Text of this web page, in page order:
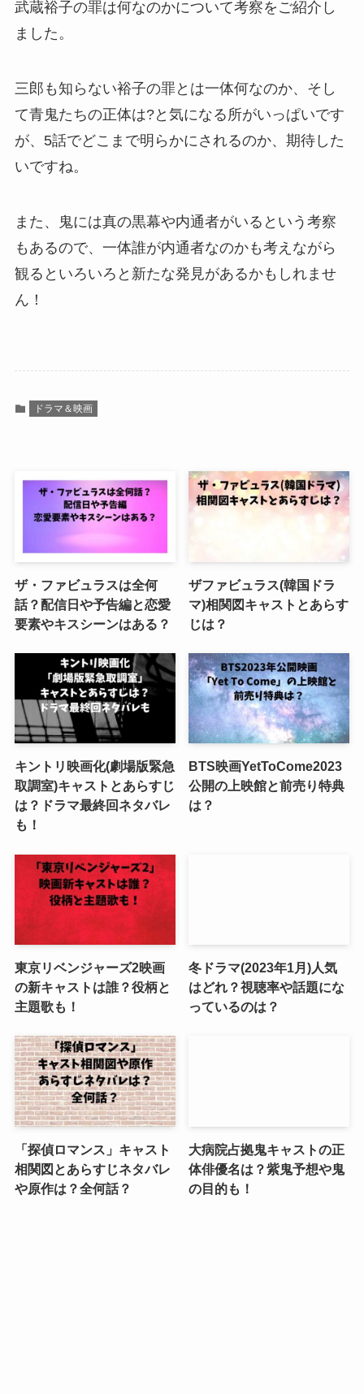
武蔵裕子の罪は何なのかについて考察をご紹介し
ました。
三郎も知らない裕子の罪とは一体何なのか、そし
て青鬼たちの正体は?と気になる所がいっぱいです
が、5話でどこまで明らかにされるのか、期待した
いですね。
また、鬼には真の黒幕や内通者がいるという考察
もあるので、一体誰が内通者なのかも考えながら
観るといろいろと新たな発見があるかもしれませ
ん！
ドラマ＆映画
ザ・ファビュラスは全何
話？配信日や予告編と恋愛
要素やキスシーンはある？
ザファビュラス(韓国ドラ
マ)相関図キャストとあらす
じは？
キントリ映画化(劇場版緊急
取調室)キャストとあらすじ
は？ドラマ最終回ネタバレ
も！
BTS映画YetToCome2023
公開の上映館と前売り特典
は？
東京リベンジャーズ2映画
の新キャストは誰？役柄と
主題歌も！
冬ドラマ(2023年1月)人気
はどれ？視聴率や話題にな
っているのは？
「探偵ロマンス」キャスト
相関図とあらすじネタバレ
や原作は？全何話？
大病院占拠鬼キャストの正
体俳優名は？紫鬼予想や鬼
の目的も！